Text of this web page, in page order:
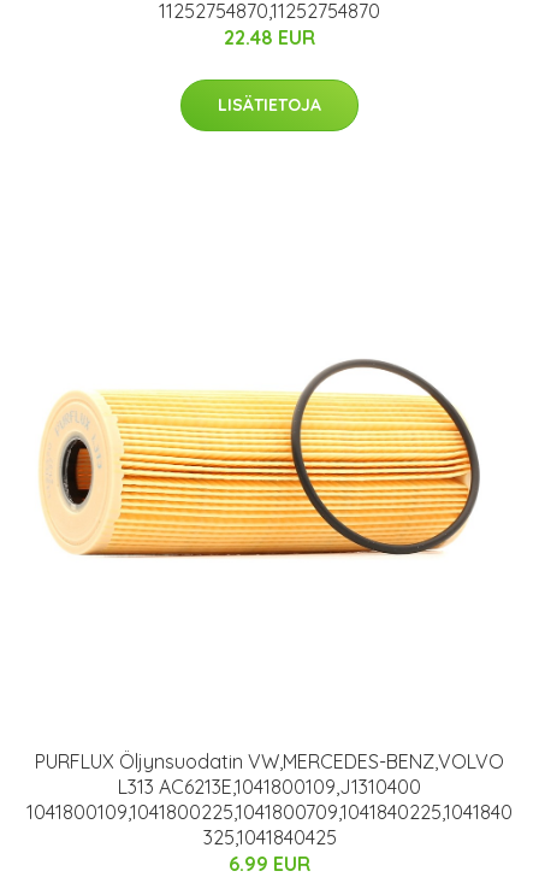
11252754870,11252754870
22.48 EUR
LISÄTIETOJA
PURFLUX Öljynsuodatin VW,MERCEDES-BENZ,VOLVO
L313 AC6213E,1041800109,J1310400
1041800109,1041800225,1041800709,1041840225,1041840
325,1041840425
6.99 EUR